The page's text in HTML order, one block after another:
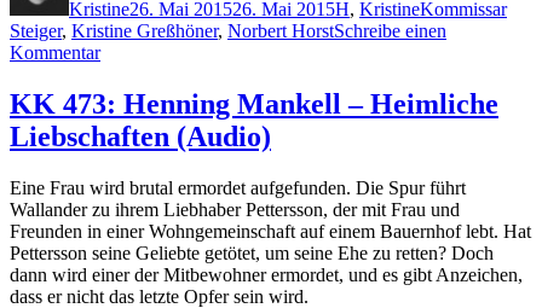
Kristine26. Mai 201526. Mai 2015H, KristineKommissar
Steiger, Kristine Greßhöner, Norbert HorstSchreibe einen
Kommentarzu
Norbert
Horst
–
KK 473: Henning Mankell – Heimliche
Liebschaften (Audio)
Eine Frau wird brutal ermordet aufgefunden. Die Spur führt
Wallander zu ihrem Liebhaber Pettersson, der mit Frau und
Freunden in einer Wohngemeinschaft auf einem Bauernhof lebt. Hat
Pettersson seine Geliebte getötet, um seine Ehe zu retten? Doch
dann wird einer der Mitbewohner ermordet, und es gibt Anzeichen,
dass er nicht das letzte Opfer sein wird.